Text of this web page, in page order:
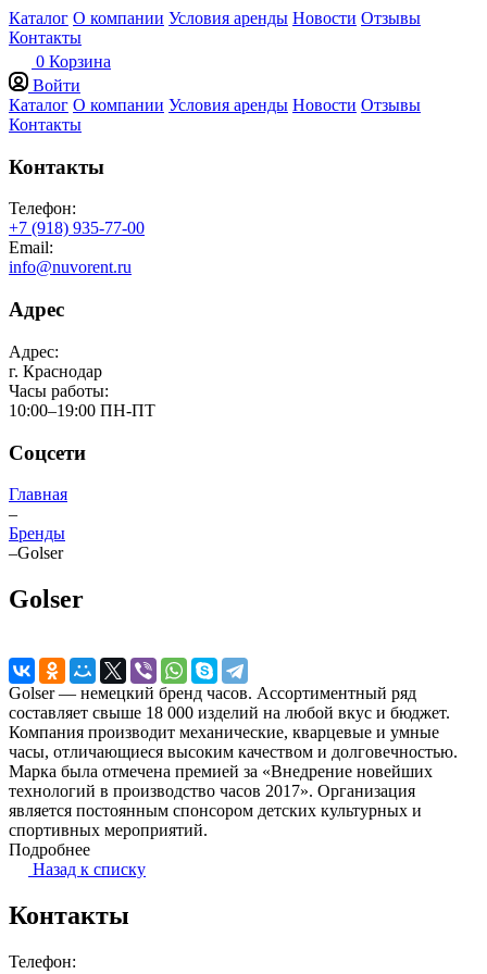
Каталог О компании Условия аренды Новости Отзывы
Контакты
0 Корзина
Войти
Каталог О компании Условия аренды Новости Отзывы
Контакты
Контакты
Телефон:
+7 (918) 935-77-00
Email:
info@nuvorent.ru
Адрес
Адрес:
г. Краснодар
Часы работы:
10:00–19:00 ПН-ПТ
Соцсети
Главная
–
Бренды
–Golser
Golser
Golser — немецкий бренд часов. Ассортиментный ряд
составляет свыше 18 000 изделий на любой вкус и бюджет.
Компания производит механические, кварцевые и умные
часы, отличающиеся высоким качеством и долговечностью.
Марка была отмечена премией за «Внедрение новейших
технологий в производство часов 2017». Организация
является постоянным спонсором детских культурных и
спортивных мероприятий.
Подробнее
Назад к списку
Контакты
Телефон: